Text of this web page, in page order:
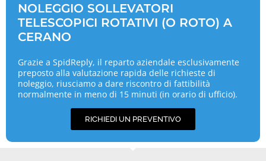
NOLEGGIO SOLLEVATORI
TELESCOPICI ROTATIVI (O ROTO) A
CERANO
Grazie a SpidReply, il reparto aziendale esclusivamente
preposto alla valutazione rapida delle richieste di
noleggio, riusciamo a dare riscontro di fattibilità
normalmente in meno di 15 minuti (in orario di ufficio).
RICHIEDI UN PREVENTIVO